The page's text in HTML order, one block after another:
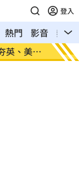
登入
熱門 影音
熱搜
英、美、
長尾
因